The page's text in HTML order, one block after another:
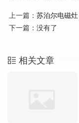
上一篇： 苏泊尔电磁灶
下一篇：没有了
相关文章